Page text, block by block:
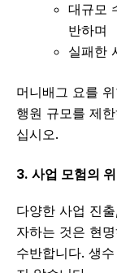
대규모
반하며
실패한
머니배그 요를
행원 규모를 제
십시오.
3. 사업 모험의
다양한 사업 진
자하는 것은 현
수반합니다. 생